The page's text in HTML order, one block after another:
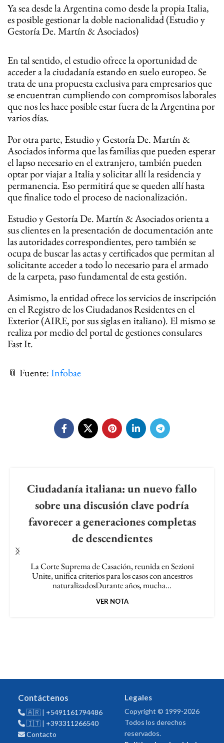
Ya sea desde la Argentina como desde la propia Italia,
es posible gestionar la doble nacionalidad (Estudio y
Gestoría De. Martín & Asociados)
En tal sentido, el estudio ofrece la oportunidad de
acceder a la ciudadanía estando en suelo europeo. Se
trata de una propuesta exclusiva para empresarios que
se encuentran cumpliendo con compromisos laborales
que nos les hace posible estar fuera de la Argentina por
varios días.
Por otra parte, Estudio y Gestoría De. Martín &
Asociados informa que las familias que pueden esperar
el lapso necesario en el extranjero, también pueden
optar por viajar a Italia y solicitar allí la residencia y
permanencia. Eso permitirá que se queden allí hasta
que finalice todo el proceso de nacionalización.
Estudio y Gestoría De. Martín & Asociados orienta a
sus clientes en la presentación de documentación ante
las autoridades correspondientes, pero también se
ocupa de buscar las actas y certificados que permitan al
solicitante acceder a todo lo necesario para el armado
de la carpeta, paso fundamental de esta gestión.
Asimismo, la entidad ofrece los servicios de inscripción
en el Registro de los Ciudadanos Residentes en el
Exterior (AIRE, por sus siglas en italiano). El mismo se
realiza por medio del portal de gestiones consulares
Fast It.
📎 Fuente:Infobae
Ciudadanía italiana: un nuevo fallo
sobre una discusión clave podría
favorecer a generaciones completas
de descendientes
La Corte Suprema de Casación, reunida en Sezioni
Unite, unifica criterios para los casos con ancestros
naturalizadosDurante años, mucha...
VER NOTA
Contáctenos
🇦🇷 | +5491161794486
🇮🇹 | +393311266540
Contacto
Legales
Copyright © 1999-2026
Todos los derechos
reservados.